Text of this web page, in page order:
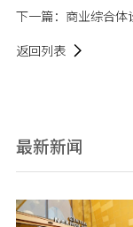
下一篇： 商业综合体
返回列表
最新新闻